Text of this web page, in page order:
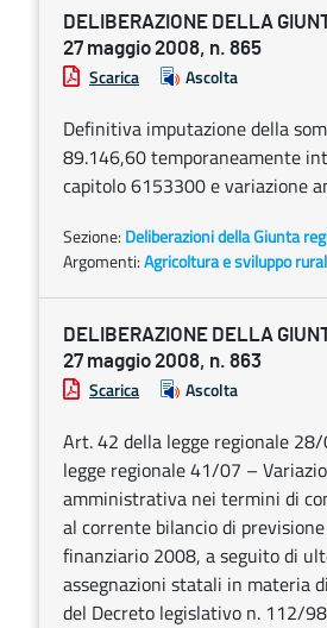
DELIBERAZIONE DELLA
27 maggio 2008, n. 865
Scarica Ascolta
Definitiva imputazione della
89.146,60 temporaneamente
capitolo 6153300 e variazione
Sezione: Deliberazioni della Giunta
Argomenti:Agricoltura e sviluppo
DELIBERAZIONE DELLA
27 maggio 2008, n. 863
Scarica Ascolta
Art. 42 della legge regionale
legge regionale 41/07 –
amministrativa nei termini di
al corrente bilancio di previsione
finanziario 2008, a seguito di
assegnazioni statali in materia
del Decreto legislativo n. 112/